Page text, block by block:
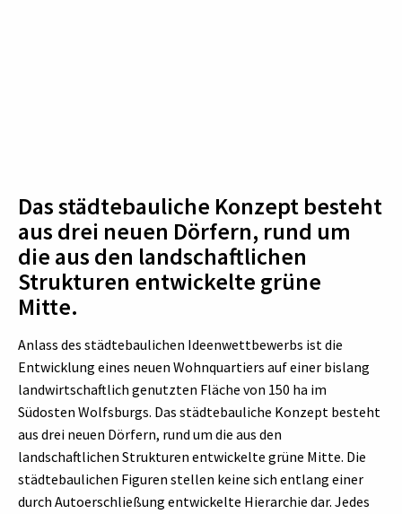
Das städtebauliche Konzept besteht
aus drei neuen Dörfern, rund um
die aus den landschaftlichen
Strukturen entwickelte grüne
Mitte.
Anlass des städtebaulichen Ideenwettbewerbs ist die
Entwicklung eines neuen Wohnquartiers auf einer bislang
landwirtschaftlich genutzten Fläche von 150 ha im
Südosten Wolfsburgs. Das städtebauliche Konzept besteht
aus drei neuen Dörfern, rund um die aus den
landschaftlichen Strukturen entwickelte grüne Mitte. Die
städtebaulichen Figuren stellen keine sich entlang einer
durch Autoerschließung entwickelte Hierarchie dar. Jedes